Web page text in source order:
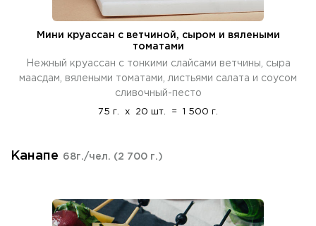
Мини круассан с ветчиной, сыром и вялеными
томатами
Нежный круассан с тонкими слайсами ветчины, сыра
маасдам, вялеными томатами, листьями салата и соусом
сливочный-песто
75 г. x 20 шт. = 1 500 г.
Канапе 68г./чел. (2 700 г.)